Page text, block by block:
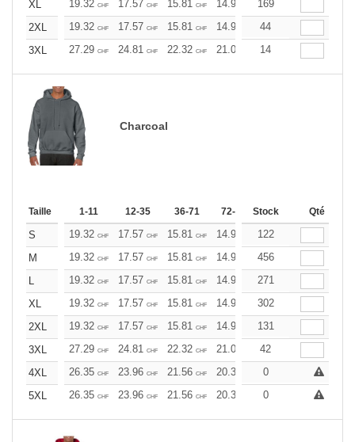
XL
19.32 CHF 17.57 CHF 15.81 CHF 14.93 14.06
169
2XL
19.32 CHF 17.57 CHF 15.81 CHF 14.93 14.06
44
3XL
27.29 CHF 24.81 CHF 22.32 CHF 21.09 19.85
14
Charcoal
Taille 1-11 12-35 36-71 72-143 144-287 288 +
Stock Qté
S 19.32 CHF 17.57 CHF 15.81 CHF 14.93 14.06
122
M
19.32 CHF 17.57 CHF 15.81 CHF 14.93 14.06
456
L
19.32 CHF 17.57 CHF 15.81 CHF 14.93 14.06
271
XL
19.32 CHF 17.57 CHF 15.81 CHF 14.93 14.06
302
2XL
19.32 CHF 17.57 CHF 15.81 CHF 14.93 14.06
131
3XL
27.29 CHF 24.81 CHF 22.32 CHF 21.09 19.85
42
4XL
26.35 CHF 23.96 CHF 21.56 CHF 20.36 19.17 17.97
0
5XL
26.35 CHF 23.96 CHF 21.56 CHF 20.36 19.17 17.97
0